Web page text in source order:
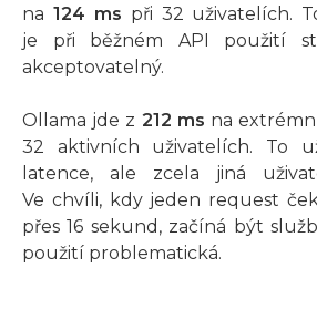
na 124 ms při 32 uživatelích.
je při běžném API použití
akceptovatelný.
Ollama jde z 212 ms na
32 aktivních uživatelích. To
latence, ale zcela jiná
Ve chvíli, kdy jeden request
přes 16 sekund, začíná být
použití problematická.